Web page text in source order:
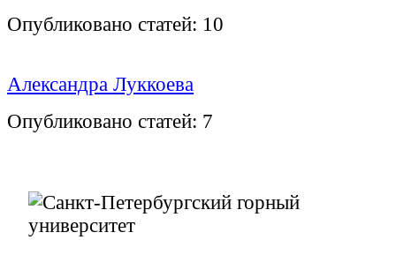
Опубликовано статей: 10
Александра Луккоева
Опубликовано статей: 7